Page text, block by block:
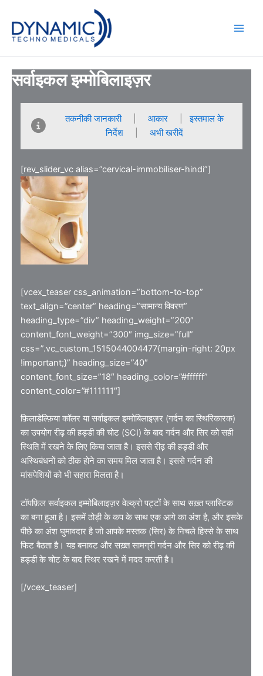
content
सर्वाइकल इम्मोबिलाइज़र
तकनीकी जानकारी| आकार|इस्तमाल के
निर्देश| अभी खरीदें
[rev_slider_vc alias=”cervical-immobiliser-hindi”]
[vcex_teaser css_animation=”bottom-to-top”
text_align=”center” heading=”सामान्य विवरण”
heading_type=”div” heading_weight=”200″
content_font_weight=”300″ img_size=”full”
css=”.vc_custom_1515044004477{margin-right: 20px
!important;}” heading_size=”40″
content_font_size=”18″ heading_color=”#ffffff”
content_color=”#111111″]
फ़िलाडेल्फ़िया कॉलर या सर्वाइकल इम्मोबिलाइज़र (गर्दन का स्थिरिकारक)
का उपयोग रीढ़ की हड्डी की चोट (SCI) के बाद गर्दन और सिर को सही
स्थिति में रखने के लिए किया जाता है। इससे रीढ़ की हड्डी और
अस्थिबंधनों को ठीक होने का समय मिल जाता है। इससे गर्दन की
मांसपेशियों को भी सहारा मिलता है।
टॉपफ़िल सर्वाइकल इम्मोबिलाइज़र वेल्क्रो पट्टों के साथ सख़्त प्लास्टिक
का बना हुआ है। इसमें ठोड़ी के कप के साथ एक आगे का अंश है, और इसके
पीछे का अंश घुमावदार है जो आपके मस्तक (सिर) के निचले हिस्से के साथ
फिट बैठता है। यह बनावट और सख़्त सामग्री गर्दन और सिर को रीढ़ की
हड्डी के चोट के बाद स्थिर रखने में मदद करती है।
[/vcex_teaser]